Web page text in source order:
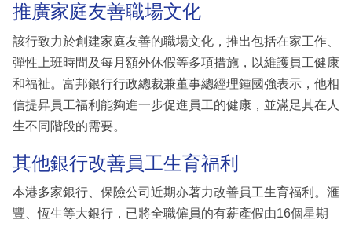
推廣家庭友善職場文化
該行致力於創建家庭友善的職場文化，推出包括在家工作、
彈性上班時間及每月額外休假等多項措施，以維護員工健康
和福祉。富邦銀行行政總裁兼董事總經理鍾國強表示，他相
信提昇員工福利能夠進一步促進員工的健康，並滿足其在人
生不同階段的需要。
其他銀行改善員工生育福利
本港多家銀行、保險公司近期亦著力改善員工生育福利。滙
豐、恆生等大銀行，已將全職僱員的有薪產假由16個星期